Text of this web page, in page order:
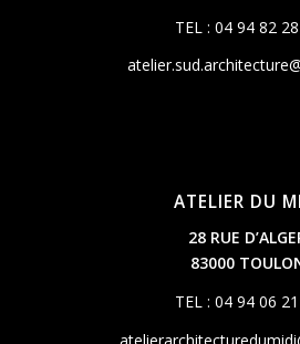
TEL : 04 94 82
ATELIER DU
28 RUE
83000
TEL : 04 94 06